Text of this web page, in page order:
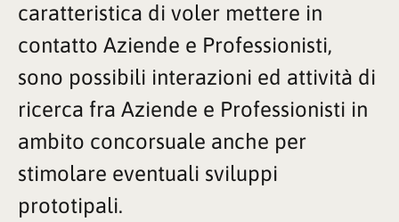
caratteristica di voler mettere in
contatto Aziende e Professionisti,
sono possibili interazioni ed attività di
ricerca fra Aziende e Professionisti in
ambito concorsuale anche per
stimolare eventuali sviluppi
prototipali.